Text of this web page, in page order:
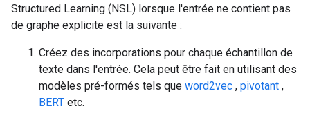
Structured Learning (NSL) lorsque l'entrée ne contient pas
de graphe explicite est la suivante :
Créez des incorporations pour chaque échantillon de
texte dans l'entrée. Cela peut être fait en utilisant des
modèles pré-formés tels que word2vec , pivotant ,
BERT etc.